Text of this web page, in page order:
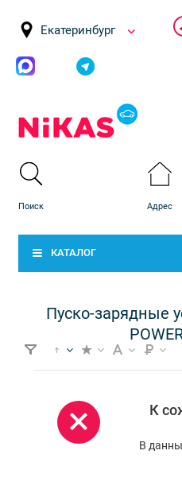
Екатеринбург
КАТАЛОГ
Пуско-зарядные
К
В